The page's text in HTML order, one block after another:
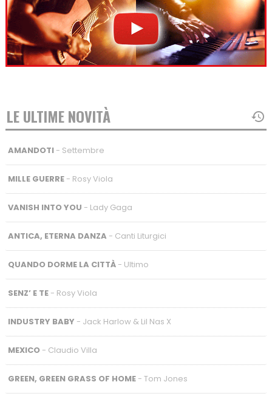
LE ULTIME NOVITÀ
AMANDOTI- Settembre
MILLE GUERRE- Rosy Viola
VANISH INTO YOU - Lady Gaga
ANTICA, ETERNA DANZA - Canti Liturgici
QUANDO DORME LA CITTÀ- Ultimo
SENZ’ E TE- Rosy Viola
INDUSTRY BABY - Jack Harlow & Lil Nas X
MEXICO- Claudio Villa
GREEN, GREEN GRASS OF HOME- Tom Jones